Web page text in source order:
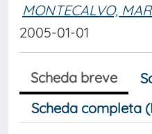
MONTECALVO,
2005-01-01
Scheda breve
Scheda completa